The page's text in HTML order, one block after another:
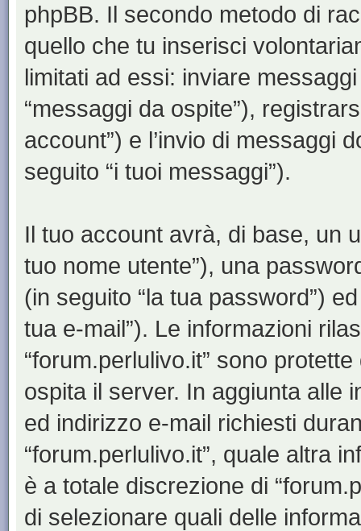
phpBB. Il secondo metodo di
quello che tu inserisci
limitati ad essi: inviare
“messaggi da ospite”),
account”) e l’invio di messaggi
seguito “i tuoi messaggi”).
Il tuo account avrà, di base, un
tuo nome utente”), una
(in seguito “la tua password”)
tua e-mail”). Le informazioni
“forum.perlulivo.it” sono
ospita il server. In aggiunta alle
ed indirizzo e-mail richiesti
“forum.perlulivo.it”, quale altra
è a totale discrezione di
di selezionare quali delle